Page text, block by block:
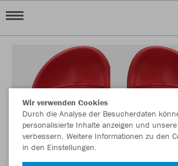
Wir verwenden Cookies
Durch die Analyse der Besucherdaten
personalisierte Inhalte anzeigen und
verbessern. Weitere Informationen zu den
in den Einstellungen.